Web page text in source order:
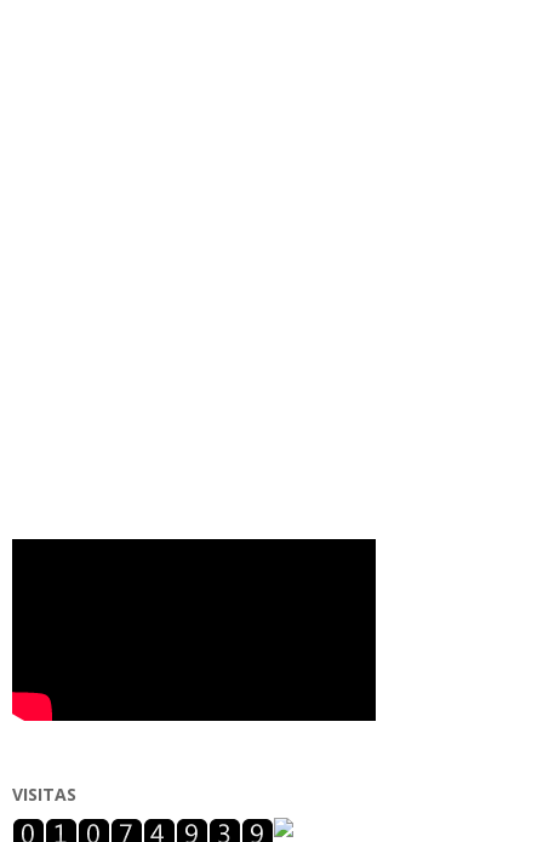
VISITAS